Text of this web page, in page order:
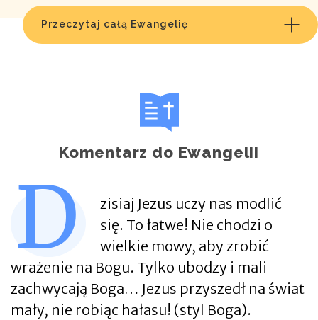
Przeczytaj całą Ewangelię
Komentarz do Ewangelii
D
zisiaj Jezus uczy nas modlić
się. To łatwe! Nie chodzi o
wielkie mowy, aby zrobić
wrażenie na Bogu. Tylko ubodzy i mali
zachwycają Boga… Jezus przyszedł na świat
mały, nie robiąc hałasu! (styl Boga).